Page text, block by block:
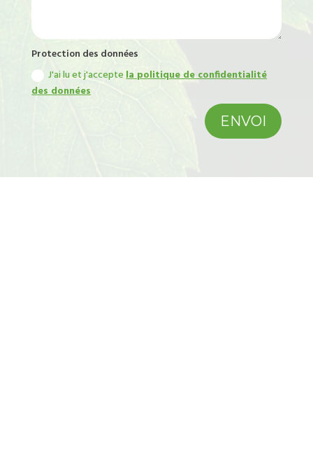
Protection des données
J'ai lu et j'acceptela politique de confidentialité
des données
ENVOI